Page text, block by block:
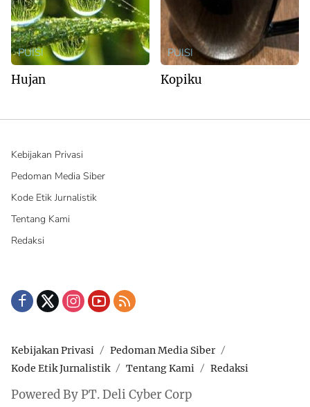
PUISI
Hujan
PUISI
Kopiku
Kebijakan Privasi
Pedoman Media Siber
Kode Etik Jurnalistik
Tentang Kami
Redaksi
Kebijakan Privasi
Pedoman Media Siber
Kode Etik Jurnalistik
Tentang Kami Redaksi
Powered By PT. Deli Cyber Corp